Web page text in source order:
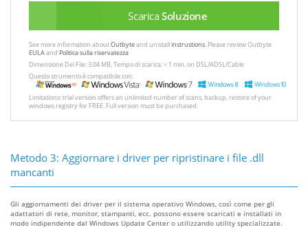
ScaricaSoluzione
See more information aboutOutbyteand unistallinstrustions. Please review Outbyte
EULAand Politica sulla riservatezza
Dimensione Del File: 3.04 MB, Tempo di scarica: < 1 min. on DSL/ADSL/Cable
Questo strumento è compatibile con:
Limitations: trial version offers an unlimited number of scans, backup, restore of your
windows registry for FREE. Full version must be purchased.
Metodo 3: Aggiornare i driver per ripristinare i file .dll
mancanti
Gli aggiornamenti dei driver per il sistema operativo Windows, così come per gli
adattatori di rete, monitor, stampanti, ecc. possono essere scaricati e installati in
modo indipendente dal Windows Update Center o utilizzando utility specializzate.